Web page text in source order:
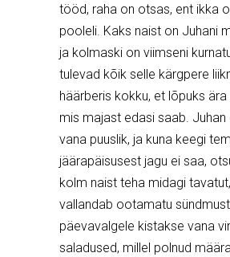
tööd, raha on otsas, ent ikka
pooleli. Kaks naist on Juhani
ja kolmaski on viimseni
tulevad kõik selle kärgpere
häärberis kokku, et lõpuks
mis majast edasi saab. Juhan
vana puuslik, ja kuna keegi
jäärapäisusest jagu ei saa,
kolm naist teha midagi
vallandab ootamatu
päevavalgele kistakse vana
saladused, millel polnud